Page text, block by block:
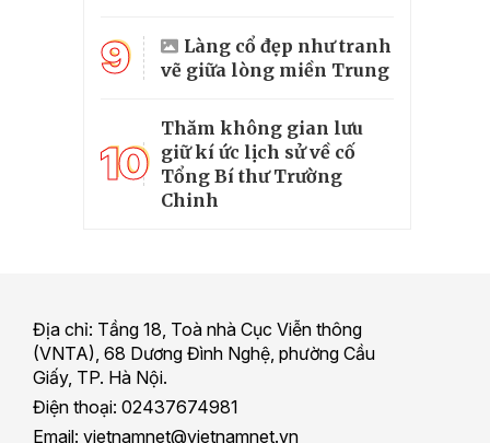
9
Làng cổ đẹp như tranh
vẽ giữa lòng miền Trung
10
Thăm không gian lưu
giữ kí ức lịch sử về cố
Tổng Bí thư Trường
Chinh
Địa chỉ: Tầng 18, Toà nhà Cục Viễn thông
(VNTA), 68 Dương Đình Nghệ, phường Cầu
Giấy, TP. Hà Nội.
Điện thoại: 02437674981
Email: vietnamnet@vietnamnet.vn